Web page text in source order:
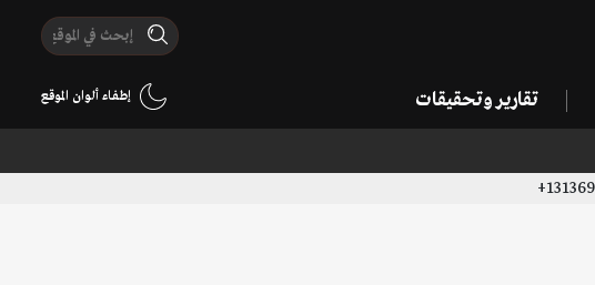
تقارير وتحقيقات إطفاء ألوان الموقع